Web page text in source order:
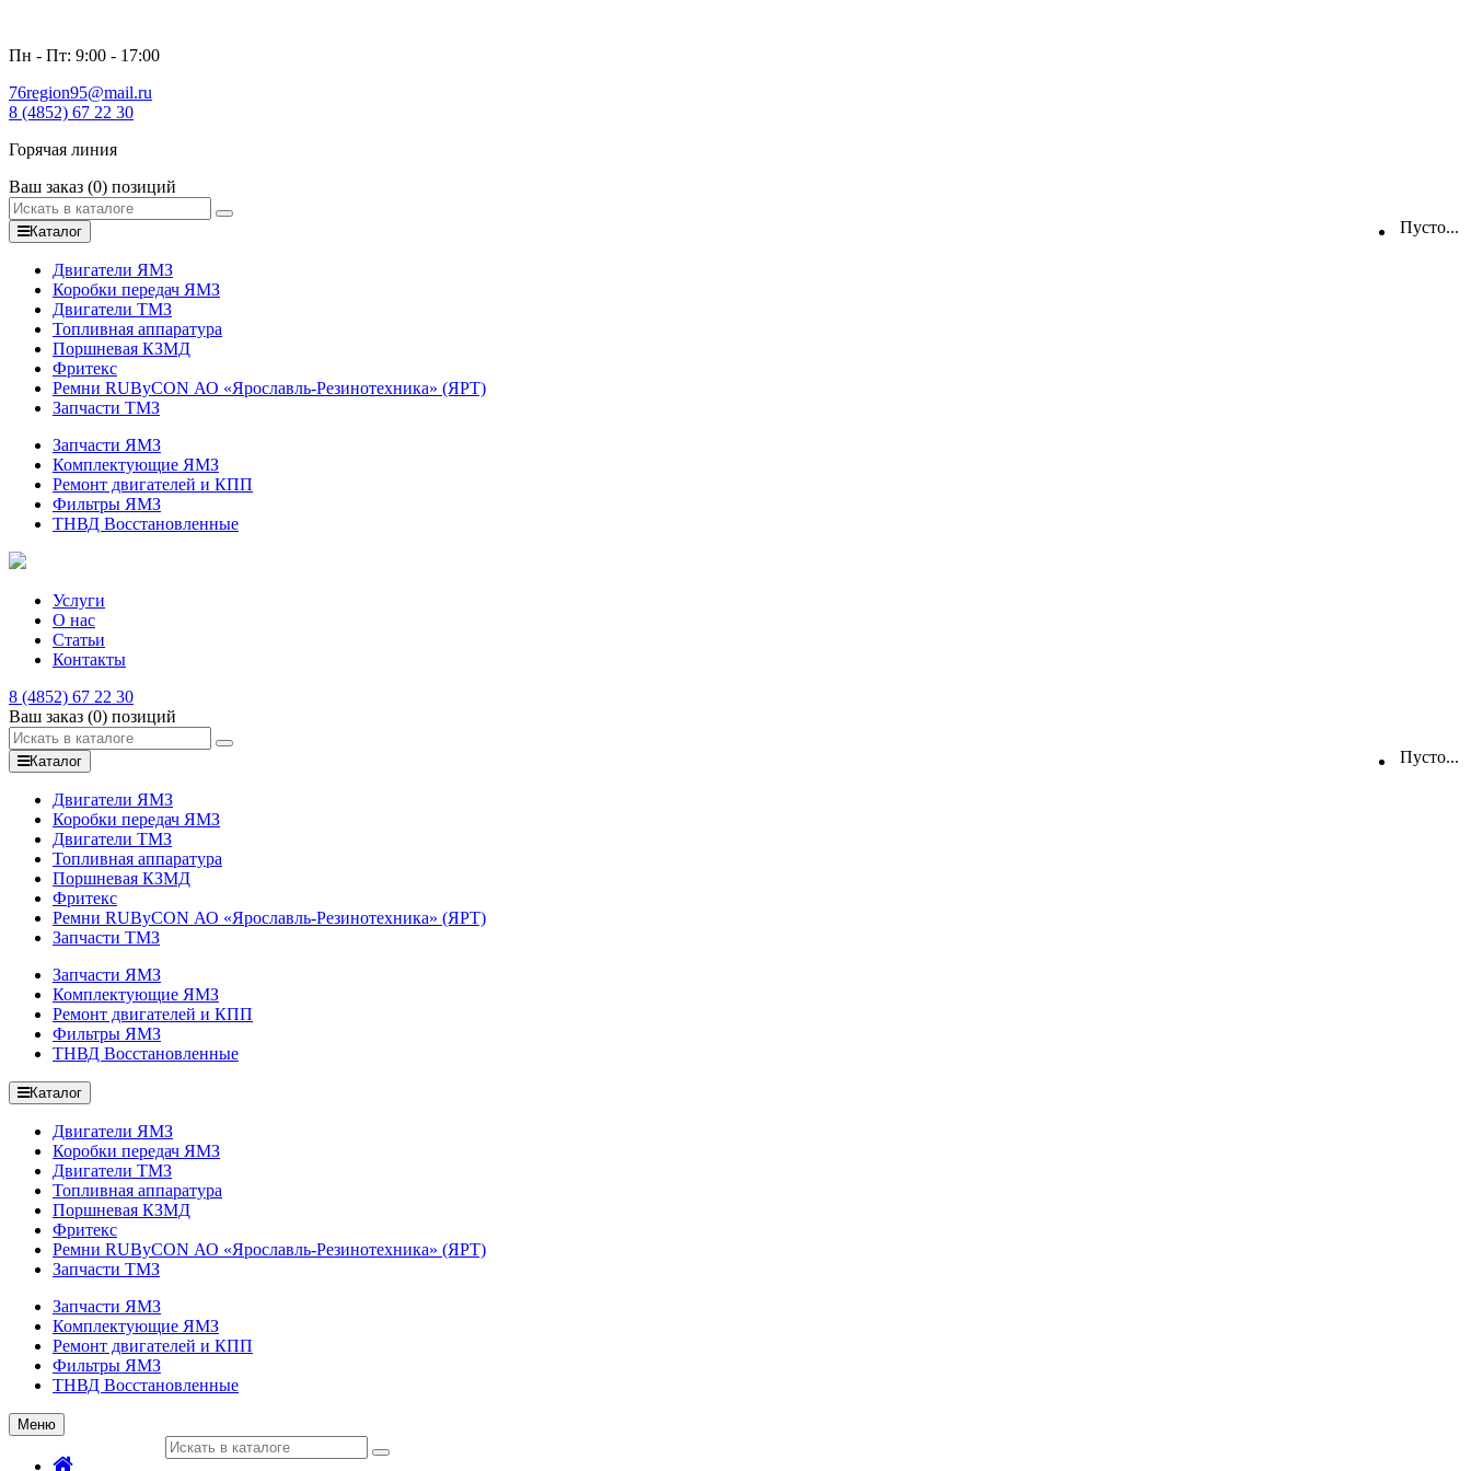
Пн - Пт: 9:00 - 17:00
76region95@mail.ru
8 (4852) 67 22 30
Горячая линия
Ваш заказ (0) позиций
Пусто...
Каталог
Двигатели ЯМЗ
Коробки передач ЯМЗ
Двигатели ТМЗ
Топливная аппаратура
Поршневая КЗМД
Фритекс
Ремни RUByCON АО «Ярославль-Резинотехника» (ЯРТ)
Запчасти ТМЗ
Запчасти ЯМЗ
Комплектующие ЯМЗ
Ремонт двигателей и КПП
Фильтры ЯМЗ
ТНВД Восстановленные
Услуги
О нас
Статьи
Контакты
8 (4852) 67 22 30
Ваш заказ (0) позиций
Пусто...
Каталог
Двигатели ЯМЗ
Коробки передач ЯМЗ
Двигатели ТМЗ
Топливная аппаратура
Поршневая КЗМД
Фритекс
Ремни RUByCON АО «Ярославль-Резинотехника» (ЯРТ)
Запчасти ТМЗ
Запчасти ЯМЗ
Комплектующие ЯМЗ
Ремонт двигателей и КПП
Фильтры ЯМЗ
ТНВД Восстановленные
Каталог
Двигатели ЯМЗ
Коробки передач ЯМЗ
Двигатели ТМЗ
Топливная аппаратура
Поршневая КЗМД
Фритекс
Ремни RUByCON АО «Ярославль-Резинотехника» (ЯРТ)
Запчасти ТМЗ
Запчасти ЯМЗ
Комплектующие ЯМЗ
Ремонт двигателей и КПП
Фильтры ЯМЗ
ТНВД Восстановленные
Меню